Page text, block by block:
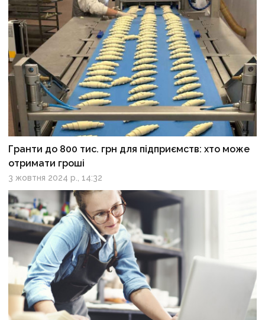
Гранти до 800 тис. грн для підприємств: хто може
отримати гроші
3 жовтня 2024 р., 14:32